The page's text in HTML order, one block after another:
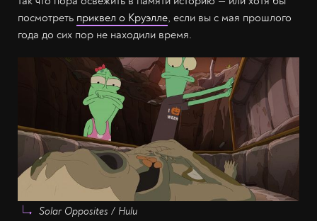
посмотреть приквел о Круэлле, если вы с мая прошлого
года до сих пор не находили время.
Solar Opposites / Hulu